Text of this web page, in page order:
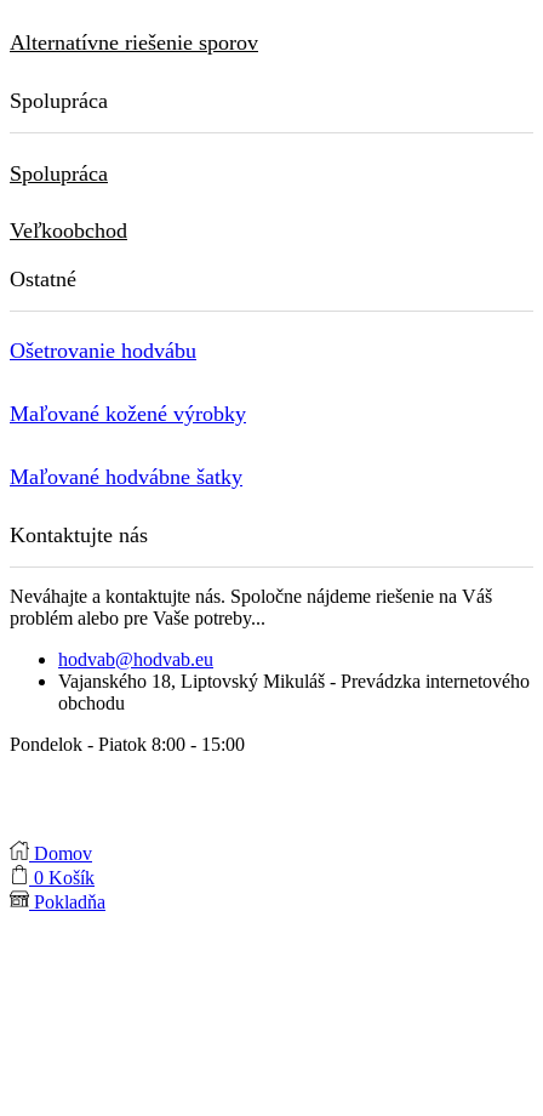
Alternatívne riešenie sporov
Spolupráca
Spolupráca
Veľkoobchod
Ostatné
Ošetrovanie hodvábu
Maľované kožené výrobky
Maľované hodvábne šatky
Kontaktujte nás
Neváhajte a kontaktujte nás. Spoločne nájdeme riešenie na Váš
problém alebo pre Vaše potreby...
hodvab@hodvab.eu
Vajanského 18, Liptovský Mikuláš - Prevádzka internetového
obchodu
Pondelok - Piatok 8:00 - 15:00
Domov
0 Košík
Pokladňa